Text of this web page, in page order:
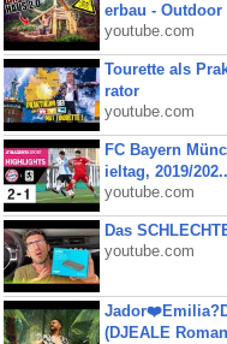
erbau - Outdoor
youtube.com
Tourette als
rator
youtube.com
FC Bayern
ieltag, 2019/
youtube.com
Das
youtube.com
(DJEALE